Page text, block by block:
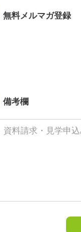
無料メルマガ登録
備考欄